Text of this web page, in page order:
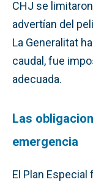
CHJ se
advertían del
La Generalitat
caudal, fue
adecuada.
Las
emergencia
El Plan